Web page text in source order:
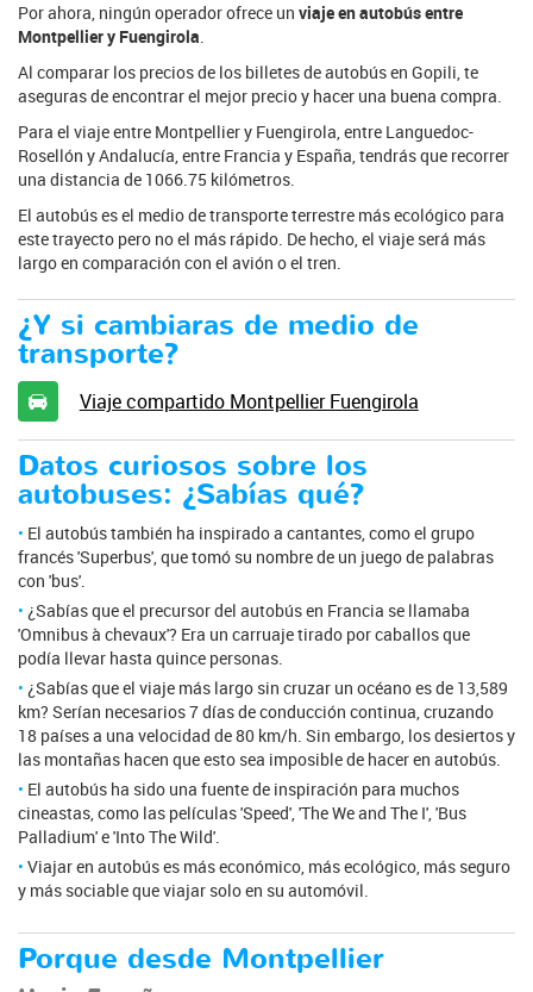
Por ahora, ningún operador ofrece un viaje en autobús entre
Montpellier y Fuengirola.
Al comparar los precios de los billetes de autobús en Gopili, te
aseguras de encontrar el mejor precio y hacer una buena compra.
Para el viaje entre Montpellier y Fuengirola, entre Languedoc-
Rosellón y Andalucía, entre Francia y España, tendrás que recorrer
una distancia de 1066.75 kilómetros.
El autobús es el medio de transporte terrestre más ecológico para
este trayecto pero no el más rápido. De hecho, el viaje será más
largo en comparación con el avión o el tren.
¿Y si cambiaras de medio de
transporte?
Viaje compartido Montpellier Fuengirola
Datos curiosos sobre los
autobuses: ¿Sabías qué?
El autobús también ha inspirado a cantantes, como el grupo
francés 'Superbus', que tomó su nombre de un juego de palabras
con 'bus'.
¿Sabías que el precursor del autobús en Francia se llamaba
'Omnibus à chevaux'? Era un carruaje tirado por caballos que
podía llevar hasta quince personas.
¿Sabías que el viaje más largo sin cruzar un océano es de 13,589
km? Serían necesarios 7 días de conducción continua, cruzando
18 países a una velocidad de 80 km/h. Sin embargo, los desiertos y
las montañas hacen que esto sea imposible de hacer en autobús.
El autobús ha sido una fuente de inspiración para muchos
cineastas, como las películas 'Speed', 'The We and The I', 'Bus
Palladium' e 'Into The Wild'.
Viajar en autobús es más económico, más ecológico, más seguro
y más sociable que viajar solo en su automóvil.
Porque desde Montpellier